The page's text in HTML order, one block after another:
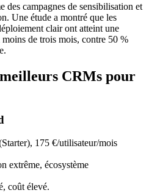
des campagnes de sensibilisation et
Une étude a montré que les
clair ont atteint une
de trois mois, contre 50 %
CRMs pour
175 €/utilisateur/mois
extrême, écosystème
coût élevé.